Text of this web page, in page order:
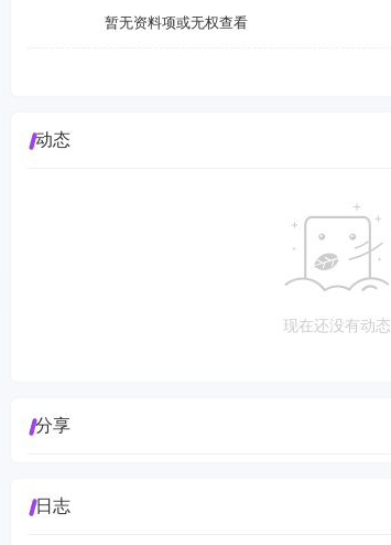
暂无资料项或无权查看
动态
现在还没有动态
分享
日志